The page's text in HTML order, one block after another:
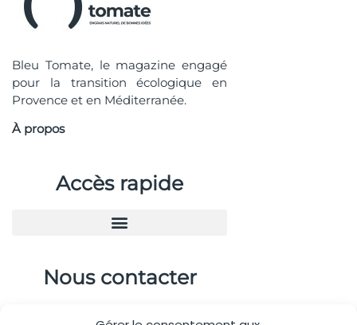
Bleu Tomate, le magazine engagé
pour la transition écologique en
Provence et en Méditerranée.
À propos
Accès rapide
Nous contacter